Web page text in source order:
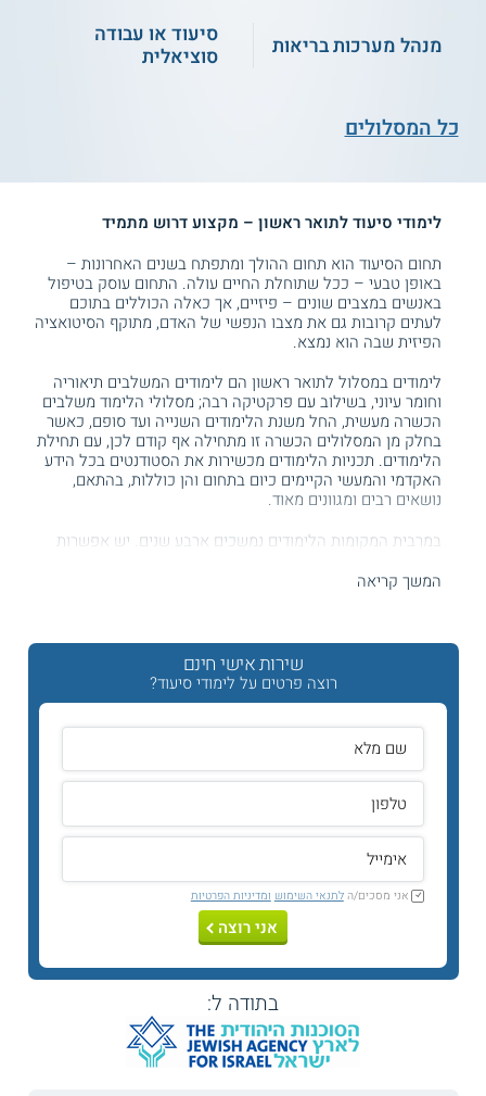
מנהל מערכות בריאות
סיעוד או עבודה
סוציאלית
כל המסלולים
לימודי סיעוד לתואר ראשון – מקצוע דרוש מתמיד
תחום הסיעוד הוא תחום ההולך ומתפתח בשנים האחרונות –
באופן טבעי – ככל שתוחלת החיים עולה. התחום עוסק בטיפול
באנשים במצבים שונים – פיזיים, אך כאלה הכוללים בתוכם
לעתים קרובות גם את מצבו הנפשי של האדם, מתוקף הסיטואציה
הפיזית שבה הוא נמצא.
לימודים במסלול לתואר ראשון הם לימודים המשלבים תיאוריה
וחומר עיוני, בשילוב עם פרקטיקה רבה; מסלולי הלימוד משלבים
הכשרה מעשית, החל משנת הלימודים השנייה ועד סופם, כאשר
בחלק מן המסלולים הכשרה זו מתחילה אף קודם לכן, עם תחילת
הלימודים. תכניות הלימודים מכשירות את הסטודנטים בכל הידע
האקדמי והמעשי הקיימים כיום בתחום והן כוללות, בהתאם,
נושאים רבים ומגוונים מאוד.
במרבית המקומות הלימודים נמשכים ארבע שנים. יש אפשרות
מוסמכת בעלי ניסיון מעשי בתחום
לימוד עמם. לימודי התואר הראשון בתחום זה כוללים אף הסמכה
ניהולית וארגונית הקשורה במוסדות בתחום הרפואי.
נושאי הלימוד במסלולים השונים
מיומנויות בין אישיות
כימיה
עזרה ראשונה
מעבדה
פסיכולוגיה התפתחותית
גנטיקה
מחלות במגזרים שונים
ביופיזיקה
פרקטיקה בצוותי בריאות
המפגש הטיפולי
סטטיסטיקה ושיטות מחקר
כלכלת בריאות
סיעוד קליני
המשך קריאה
שירות אישי חינם
רוצה פרטים על לימודי סיעוד?
אני מסכים/הלתנאי השימוש ומדיניות הפרטיות
אני רוצה
בתודה ל: